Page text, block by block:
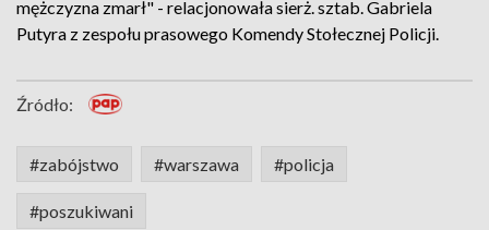
mężczyzna zmarł" - relacjonowała sierż. sztab. Gabriela
Putyra z zespołu prasowego Komendy Stołecznej Policji.
Źródło:
#zabójstwo #warszawa #policja
#poszukiwani